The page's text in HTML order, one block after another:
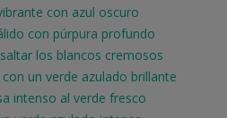
con azul oscuro
con púrpura profundo
los blancos cremosos
un verde azulado brillante
intenso al verde fresco